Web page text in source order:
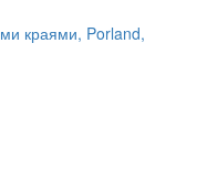
краями, Porland,